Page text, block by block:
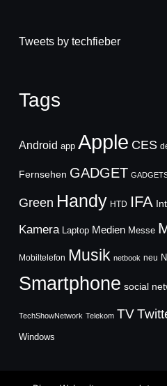
Tweets by techfieber
Tags
Android app Apple CES
Fernsehen GADGET
Green Handy HTD IFA
Kamera Laptop Medien Messe
Mobiltelefon Musik netbook neu
Smartphone social
TechShowNetwork Telekom TV
Windows